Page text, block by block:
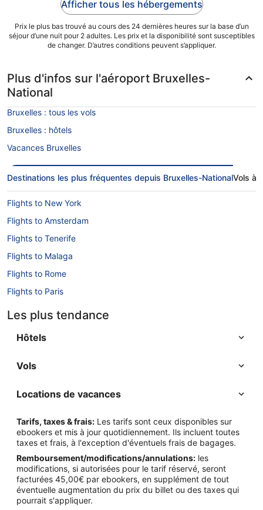
Afficher tous les hébergements
Prix le plus bas trouvé au cours des 24 dernières heures sur la base d’un
séjour d’une nuit pour 2 adultes. Les prix et la disponibilité sont susceptibles
de changer. D’autres conditions peuvent s’appliquer.
Plus d'infos sur l'aéroport Bruxelles-
National
Bruxelles : tous les vols
Bruxelles : hôtels
Vacances Bruxelles
Destinations les plus fréquentes depuis Bruxelles-NationalVols à
Flights to New York
Flights to Amsterdam
Flights to Tenerife
Flights to Malaga
Flights to Rome
Flights to Paris
Flights to Berlin
Les plus tendance
Hôtels
Vols
Locations de vacances
Tarifs, taxes & frais: Les tarifs sont ceux disponibles sur
ebookers et mis à jour quotidiennement. Ils incluent toutes
taxes et frais, à l'exception d'éventuels frais de bagages.
Remboursement/modifications/annulations: les
modifications, si autorisées pour le tarif réservé, seront
facturées 45,00€ par ebookers, en supplément de tout
éventuelle augmentation du prix du billet ou des taxes qui
pourrait s'appliquer.